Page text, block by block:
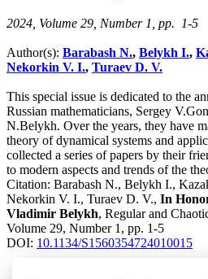
2024, Volume 29, Number 1, pp. 1-5
Author(s): Barabash N., Belykh I.,
Nekorkin V. I., Turaev D. V.
This special issue is dedicated to the
Russian mathematicians, Sergey
N.Belykh. Over the years, they have
theory of dynamical systems and
collected a series of papers by their
to modern aspects and trends of the
Citation: Barabash N., Belykh I.,
Nekorkin V. I., Turaev D. V., In
Vladimir Belykh, Regular and
Volume 29, Number 1, pp. 1-5
DOI: 10.1134/S1560354724010015